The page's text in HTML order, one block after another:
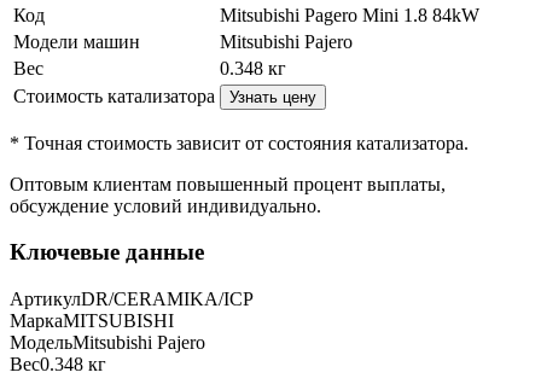
Код
Mitsubishi Pagero Mini 1.8 84kW
Модели машин
Mitsubishi Pajero
Вес
0.348 кг
Стоимость катализатора
Узнать цену
* Точная стоимость зависит от состояния катализатора.
Оптовым клиентам повышенный процент выплаты,
обсуждение условий индивидуально.
Ключевые данные
АртикулDR/CERAMIKA/ICP
МаркаMITSUBISHI
МодельMitsubishi Pajero
Вес0.348 кг